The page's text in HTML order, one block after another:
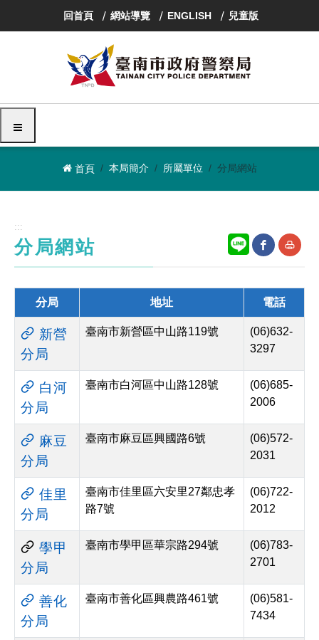
區
回首頁 網站導覽 ENGLISH 兒童版
選單
首頁 本局簡介 所屬單位 分局網站
:::
分局網站
網
站
分
享
至
facebook
友
列
分局 地址 電話
新營
分局
臺南市新營區中山路119號
(06)632-
3297
白河
分局
臺南市白河區中山路128號
(06)685-
2006
麻豆
分局
臺南市麻豆區興國路6號
(06)572-
2031
佳里
分局
臺南市佳里區六安里27鄰忠孝
路7號
(06)722-
2012
學甲
分局
臺南市學甲區華宗路294號
(06)783-
2701
善化
分局
臺南市善化區興農路461號
(06)581-
7434